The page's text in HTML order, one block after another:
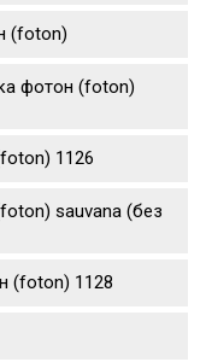
(foton)
фотон (foton)
1126
sauvana (без
(foton) 1128